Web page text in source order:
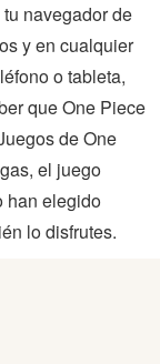
navegador de
y en cualquier
o tableta,
que One Piece
de One
el juego
han elegido
lo disfrutes.